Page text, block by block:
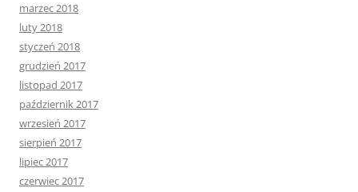
marzec 2018
luty 2018
styczeń 2018
grudzień 2017
listopad 2017
październik 2017
wrzesień 2017
sierpień 2017
lipiec 2017
czerwiec 2017